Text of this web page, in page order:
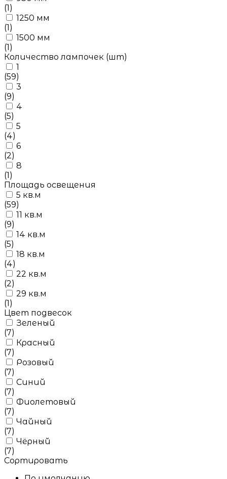
(1)
1250 мм
(1)
1500 мм
(1)
Количество лампочек (шт)
1
(59)
3
(9)
4
(5)
5
(4)
6
(2)
8
(1)
Площадь освещения
5 кв.м
(59)
11 кв.м
(9)
14 кв.м
(5)
18 кв.м
(4)
22 кв.м
(2)
29 кв.м
(1)
Цвет подвесок
Зеленый
(7)
Красный
(7)
Розовый
(7)
Синий
(7)
Фиолетовый
(7)
Чайный
(7)
Чёрный
(7)
Сортировать